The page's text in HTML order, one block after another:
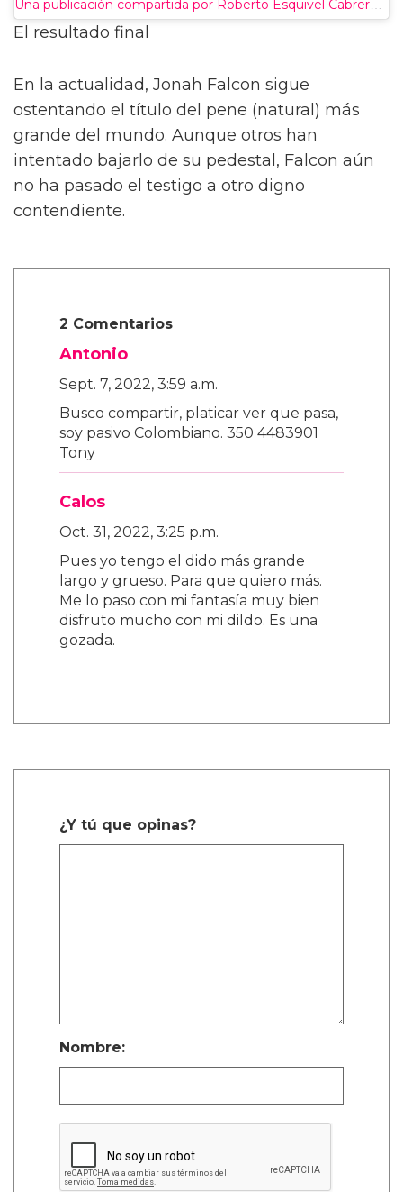
El resultado final
En la actualidad, Jonah Falcon sigue
ostentando el título del pene (natural) más
grande del mundo. Aunque otros han
intentado bajarlo de su pedestal, Falcon aún
no ha pasado el testigo a otro digno
contendiente.
2 Comentarios
Antonio
Sept. 7, 2022, 3:59 a.m.
Busco compartir, platicar ver que pasa,
soy pasivo Colombiano. 350 4483901
Tony
Calos
Oct. 31, 2022, 3:25 p.m.
Pues yo tengo el dido más grande
largo y grueso. Para que quiero más.
Me lo paso con mi fantasía muy bien
disfruto mucho con mi dildo. Es una
gozada.
¿Y tú que opinas?
Nombre: